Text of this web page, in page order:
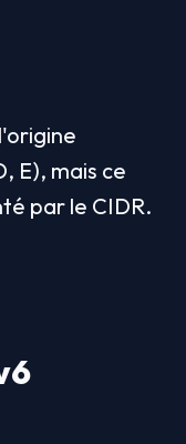
E), mais ce
par le CIDR.